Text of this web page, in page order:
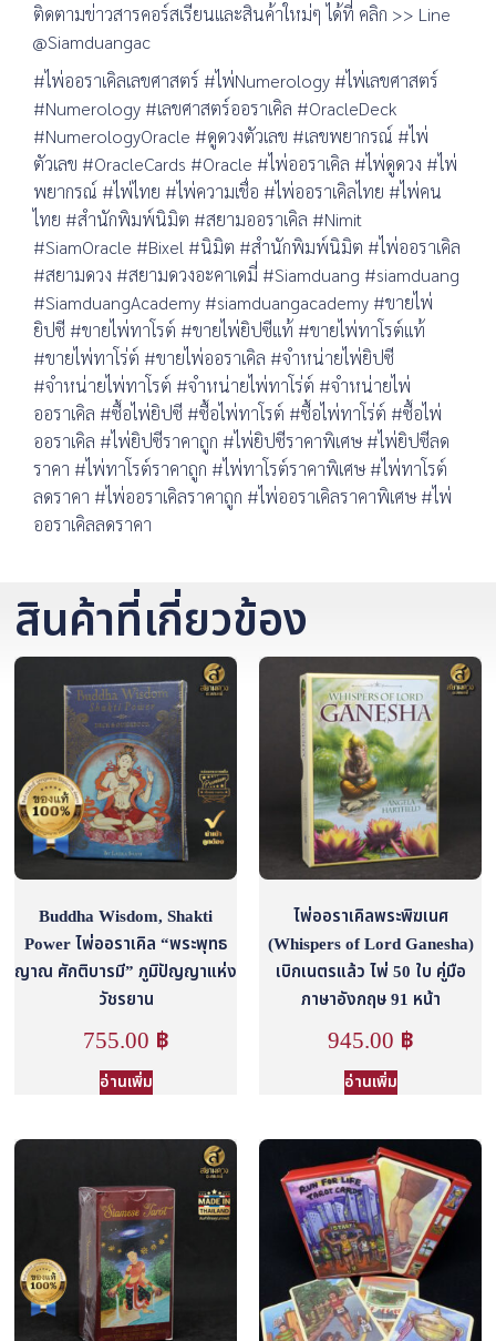
ติดตามข่าวสารคอร์สเรียนและสินค้าใหม่ๆ ได้ที่ คลิก >> Line
@Siamduangac
#ไพ่ออราเคิลเลขศาสตร์ #ไพ่Numerology #ไพ่เลขศาสตร์
#Numerology #เลขศาสตร์ออราเคิล #OracleDeck
#NumerologyOracle #ดูดวงตัวเลข #เลขพยากรณ์ #ไพ่
ตัวเลข #OracleCards #Oracle #ไพ่ออราเคิล #ไพ่ดูดวง #ไพ่
พยากรณ์ #ไพ่ไทย #ไพ่ความเชื่อ #ไพ่ออราเคิลไทย #ไพ่คน
ไทย #สำนักพิมพ์นิมิต #สยามออราเคิล #Nimit
#SiamOracle #Bixel #นิมิต #สำนักพิมพ์นิมิต #ไพ่ออราเคิล
#สยามดวง #สยามดวงอะคาเดมี่ #Siamduang #siamduang
#SiamduangAcademy #siamduangacademy #ขายไพ่
ยิปซี #ขายไพ่ทาโรต์ #ขายไพ่ยิปซีแท้ #ขายไพ่ทาโรต์แท้
#ขายไพ่ทาโร่ต์ #ขายไพ่ออราเคิล #จำหน่ายไพ่ยิปซี
#จำหน่ายไพ่ทาโรต์ #จำหน่ายไพ่ทาโร่ต์ #จำหน่ายไพ่
ออราเคิล #ซื้อไพ่ยิปซี #ซื้อไพ่ทาโรต์ #ซื้อไพ่ทาโร่ต์ #ซื้อไพ่
ออราเคิล #ไพ่ยิปซีราคาถูก #ไพ่ยิปซีราคาพิเศษ #ไพ่ยิปซีลด
ราคา #ไพ่ทาโรต์ราคาถูก #ไพ่ทาโรต์ราคาพิเศษ #ไพ่ทาโรต์
ลดราคา #ไพ่ออราเคิลราคาถูก #ไพ่ออราเคิลราคาพิเศษ #ไพ่
ออราเคิลลดราคา
สินค้าที่เกี่ยวข้อง
Buddha Wisdom, Shakti
Power ไพ่ออราเคิล “พระพุทธ
ญาณ ศักติบารมี” ภูมิปัญญาแห่ง
วัชรยาน
755.00 ฿
อ่านเพิ่ม
ไพ่ออราเคิลพระพิฆเนศ
(Whispers of Lord Ganesha)
เบิกเนตรแล้ว ไพ่ 50 ใบ คู่มือ
ภาษาอังกฤษ 91 หน้า
945.00 ฿
อ่านเพิ่ม